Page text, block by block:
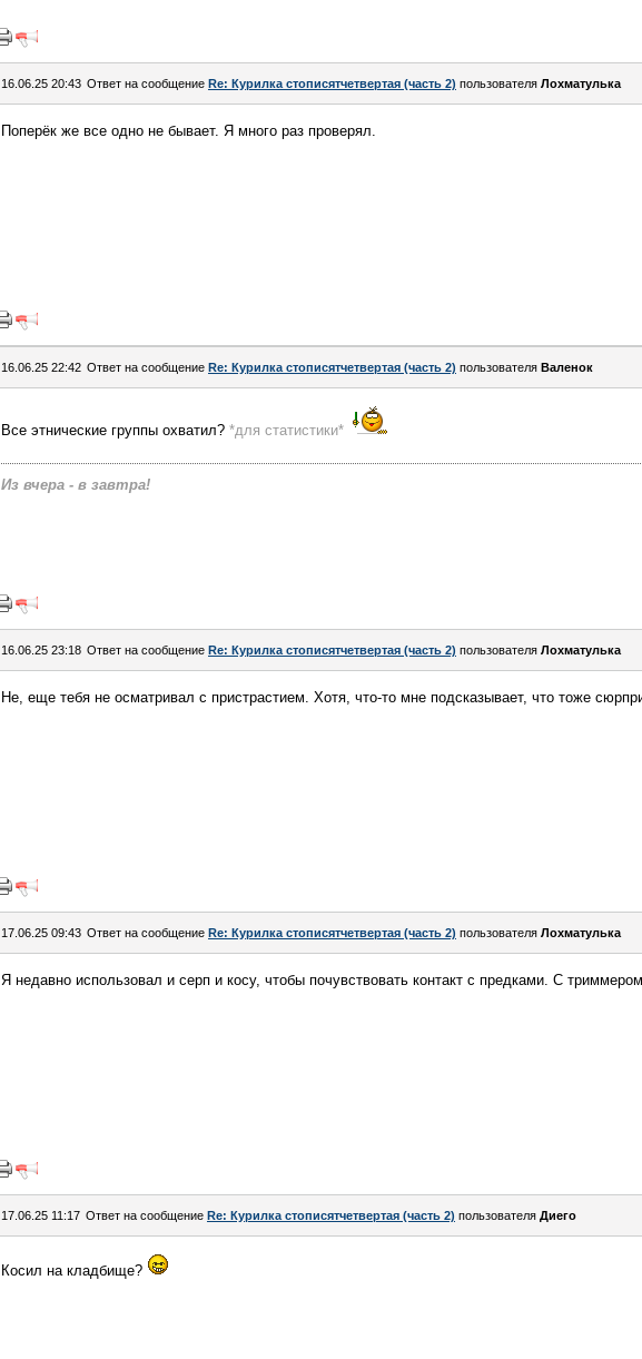
16.06.25 20:43 Ответ на сообщение Re: Курилка стописятчетвертая (часть 2) пользователя Лохматулька
Поперёк же все одно не бывает. Я много раз проверял.
16.06.25 22:42 Ответ на сообщение Re: Курилка стописятчетвертая (часть 2) пользователя Валенок
Все этнические группы охватил? *для статистики*
Из вчера - в завтра!
16.06.25 23:18 Ответ на сообщение Re: Курилка стописятчетвертая (часть 2) пользователя Лохматулька
Не, еще тебя не осматривал с пристрастием. Хотя, что-то мне подсказывает, что тоже
17.06.25 09:43 Ответ на сообщение Re: Курилка стописятчетвертая (часть 2) пользователя Лохматулька
Я недавно использовал и серп и косу, чтобы почувствовать контакт с предками. С
17.06.25 11:17 Ответ на сообщение Re: Курилка стописятчетвертая (часть 2) пользователя Диего
Косил на кладбище?